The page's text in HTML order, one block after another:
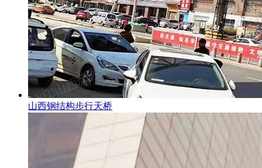
山西钢结构步行天桥